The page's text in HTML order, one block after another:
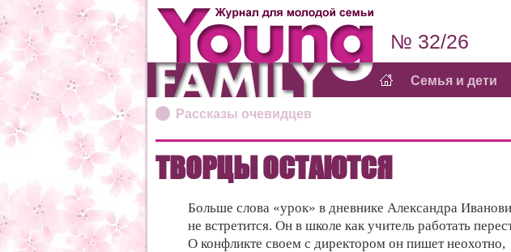
Рассказы очевидцев
ТВОРЦЫ ОСТАЮТСЯ
Больше слова «урок» в дневнике Александра
не встретится. Он в школе как учитель работать
О конфликте своем с директором он пишет неохотно,
№ 32/26
Семья и дети